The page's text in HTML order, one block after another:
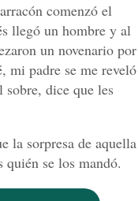
comenzó el
llegó un hombre y al
un novenario por
mi padre se me reveló
sobre, dice que les
la sorpresa de aquella
se los mandó.